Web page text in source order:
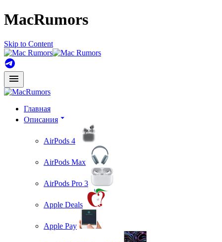
MacRumors
Skip to Content
Главная
Описания
AirPods 4
AirPods Max
AirPods Pro 3
Apple Deals
Apple Pay